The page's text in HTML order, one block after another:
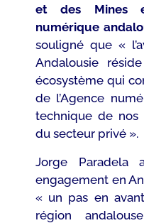
et des Mines
numérique
souligné que «
Andalousie
écosystème qui
de l’Agence
technique de nos
du secteur privé ».
Jorge Paradela
engagement en
« un pas en
région